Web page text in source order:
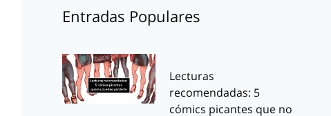
Entradas Populares
Lecturas
recomendadas: 5
cómics picantes que no